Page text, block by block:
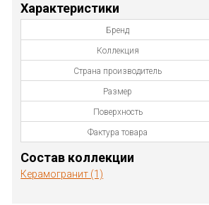
Характеристики
Бренд
Коллекция
Страна производитель
Размер
Поверхность
Фактура товара
Состав коллекции
Керамогранит (1)